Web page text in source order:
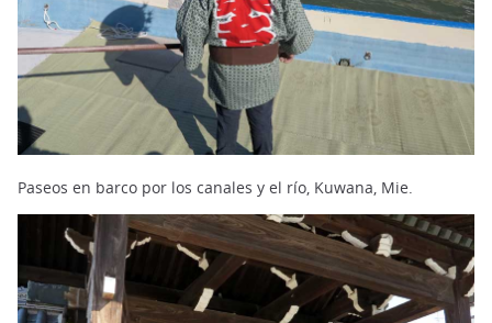
Paseos en barco por los canales y el río, Kuwana, Mie.